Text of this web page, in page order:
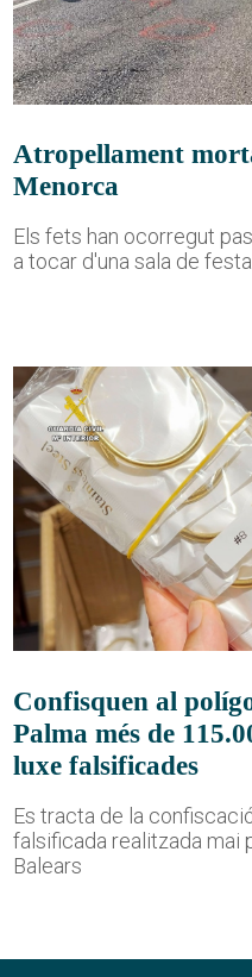
Atropellament
Menorca
Els fets han ocorregut
a tocar d'una sala de festa
Confisquen al
Palma més de
luxe falsificades
Es tracta de la
falsificada realitzada mai
Balears